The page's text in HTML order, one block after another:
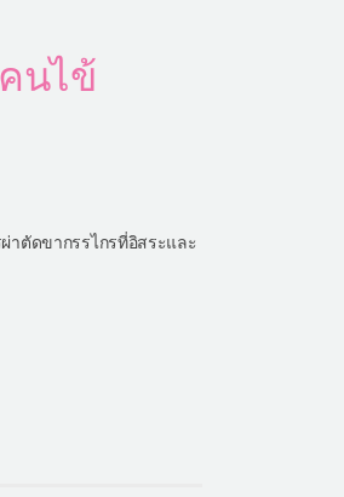
นไข้
าตัดขากรรไกรที่อิสระและ